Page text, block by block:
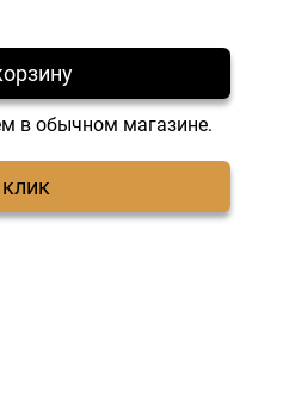
в обычном магазине.